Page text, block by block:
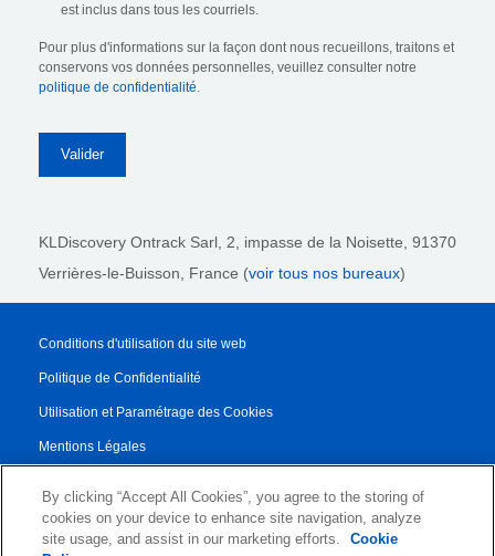
est inclus dans tous les courriels.
Pour plus d'informations sur la façon dont nous recueillons, traitons et
conservons vos données personnelles, veuillez consulter notre
politique de confidentialité
KLDiscovery Ontrack Sarl, 2, impasse de la Noisette, 91370
Verrières-le-Buisson, France (voir tous nos bureaux)
Conditions d'utilisation du site web
Politique de Confidentialité
Utilisation et Paramétrage des Cookies
Mentions Légales
Conditions Générales de Vente
Contrat de Partenariat
By clicking “Accept All Cookies”, you agree to the storing of
cookies on your device to enhance site navigation, analyze
site usage, and assist in our marketing efforts.
Cookie